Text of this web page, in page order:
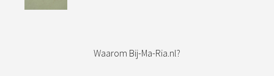
Waarom Bij-Ma-Ria.nl?